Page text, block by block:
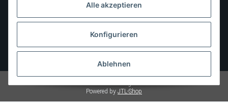
Alle akzeptieren
Konfigurieren
Ablehnen
Vertrag widerrufen
Powered by JTL-Shop